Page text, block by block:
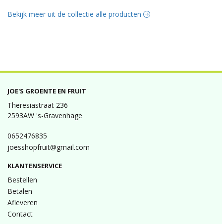
Bekijk meer uit de collectie alle producten
JOE'S GROENTE EN FRUIT
Theresiastraat 236
2593AW 's-Gravenhage
0652476835
joesshopfruit@gmail.com
KLANTENSERVICE
Bestellen
Betalen
Afleveren
Contact